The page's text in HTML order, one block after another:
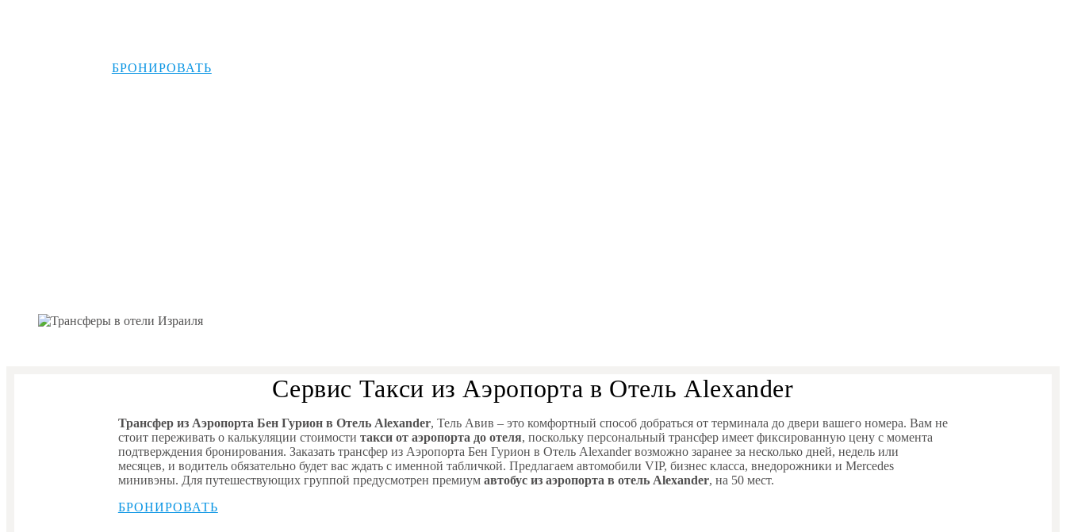
БРОНИРОВАТЬ
Сервис Такси из Аэропорта в Отель Alexander
Трансфер из Аэропорта Бен Гурион в Отель Alexander, Тель Авив – это комфортный способ добраться от терминала до двери вашего номера. Вам не
стоит переживать о калькуляции стоимости такси от аэропорта до отеля, поскольку персональный трансфер имеет фиксированную цену с момента
подтверждения бронирования. Заказать трансфер из Аэропорта Бен Гурион в Отель Alexander возможно заранее за несколько дней, недель или
месяцев, и водитель обязательно будет вас ждать с именной табличкой. Предлагаем автомобили VIP, бизнес класса, внедорожники и Mercedes
минивэны. Для путешествующих группой предусмотрен премиум автобус из аэропорта в отель Alexander, на 50 мест.
БРОНИРОВАТЬ